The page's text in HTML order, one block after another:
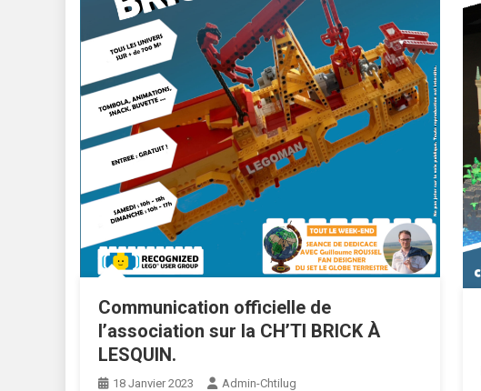
Communication officielle de
l’association sur la CH’TI BRICK À
LESQUIN.
18 Janvier 2023 Admin-Chtilug